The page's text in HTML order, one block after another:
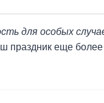
для особых
праздник еще